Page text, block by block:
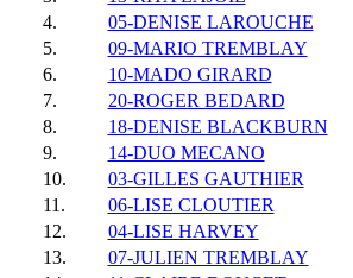
4.
05-DENISE LAROUCHE
5.
09-MARIO TREMBLAY
6.
10-MADO GIRARD
7.
20-ROGER BEDARD
8.
18-DENISE BLACKBURN
9.
14-DUO MECANO
10.
03-GILLES GAUTHIER
11.
06-LISE CLOUTIER
12.
04-LISE HARVEY
13.
07-JULIEN TREMBLAY